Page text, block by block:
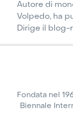
Autore di
Volpedo, ha
Dirige il blog-
Fondata nel
Biennale